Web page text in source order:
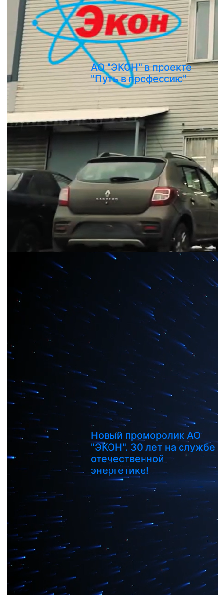
АО "ЭКОН" в проекте
"Путь в профессию"
Новый проморолик АО
"ЭКОН". 30 лет на службе
отечественной
энергетике!